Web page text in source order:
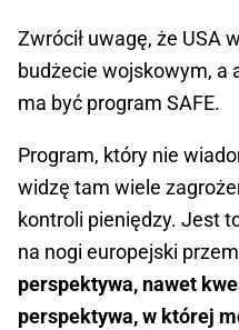
Zwrócił uwagę, że USA
budżecie wojskowym, a
ma być program SAFE.
Program, który nie
widzę tam wiele
kontroli pieniędzy. Jest
na nogi europejski
perspektywa, nawet
perspektywa, w której